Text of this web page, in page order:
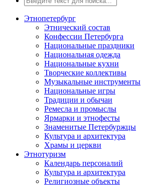
Этнопетербург
Этнический состав
Конфессии Петербурга
Национальные праздники
Национальная одежда
Национальные кухни
Творческие коллективы
Музыкальные инструменты
Национальные игры
Традиции и обычаи
Ремесла и промыслы
Ярмарки и этнофесты
Знаменитые Петербуржцы
Культура и архитектура
Храмы и церкви
Этнотуризм
Календарь персоналий
Культура и архитектура
Религиозные объекты